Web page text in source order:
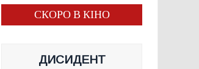
СКОРО В КІНО
ДИСИДЕНТ